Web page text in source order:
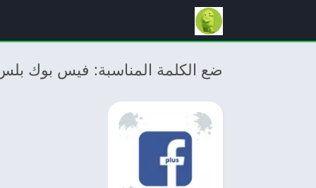
ضع الكلمة المناسبة: فيس بوك بلس